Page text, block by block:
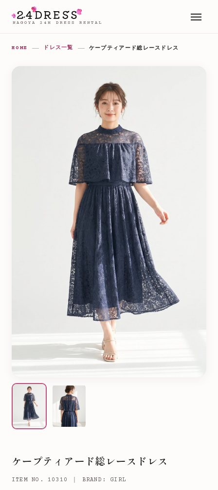
NAGOYA 24H DRESS RENTAL
HOME ドレス一覧 ケープティアード総レースドレス
ケープティアード総レースドレス
ITEM NO. 10310 ｜ BRAND: GIRL